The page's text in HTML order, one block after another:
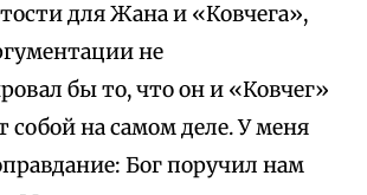
для Жана и «Ковчега»,
не
бы то, что он и «Ковчег»
собой на самом деле. У меня
Бог поручил нам